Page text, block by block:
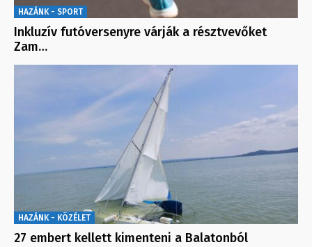
HAZÁNK - SPORT
Inkluzív futóversenyre várják a résztvevőket
Zam…
HAZÁNK - KÖZÉLET
27 embert kellett kimenteni a Balatonból